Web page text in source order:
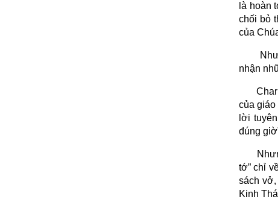
là hoàn
chối bỏ
của
nhận
của
lời
đúng
tớ” chỉ
sách
Kinh